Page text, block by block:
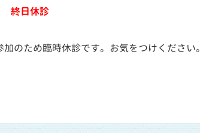
終日休診
のため臨時休診です。お気をつけください。